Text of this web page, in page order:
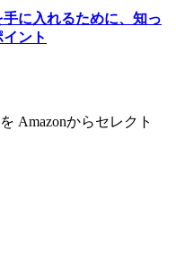
に入れるために、知っ
ント
Amazonからセレクト